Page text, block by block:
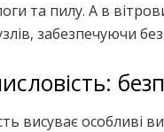
та пилу. А в
забезпечуючи
висуває особливі